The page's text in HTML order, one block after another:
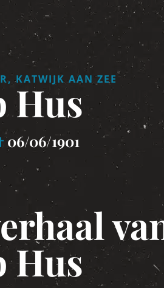
KATWIJK AAN ZEE
Hus
06/06/1901
Hus